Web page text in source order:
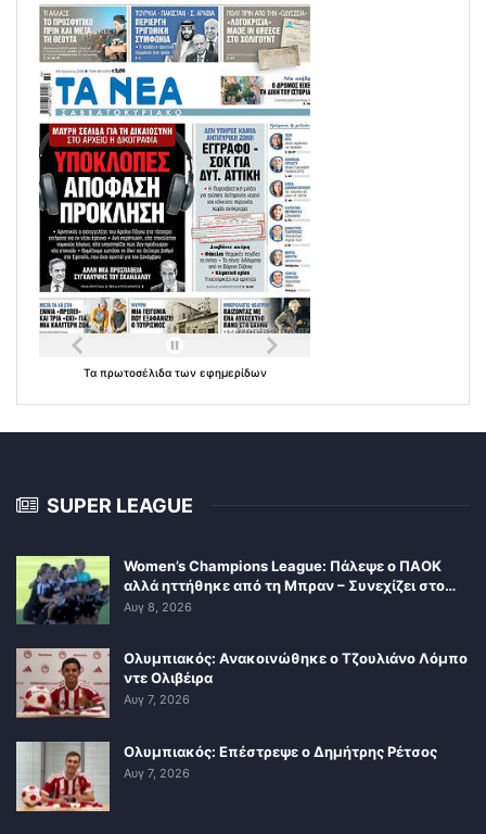
Τα πρωτοσέλιδα των εφημερίδων
SUPER LEAGUE
Women’s Champions League: Πάλεψε ο ΠΑΟΚ
αλλά ηττήθηκε από τη Μπραν – Συνεχίζει στο…
Αυγ 8, 2026
Ολυμπιακός: Ανακοινώθηκε ο Τζουλιάνο Λόμπο
ντε Ολιβέιρα
Αυγ 7, 2026
Ολυμπιακός: Επέστρεψε ο Δημήτρης Ρέτσος
Αυγ 7, 2026